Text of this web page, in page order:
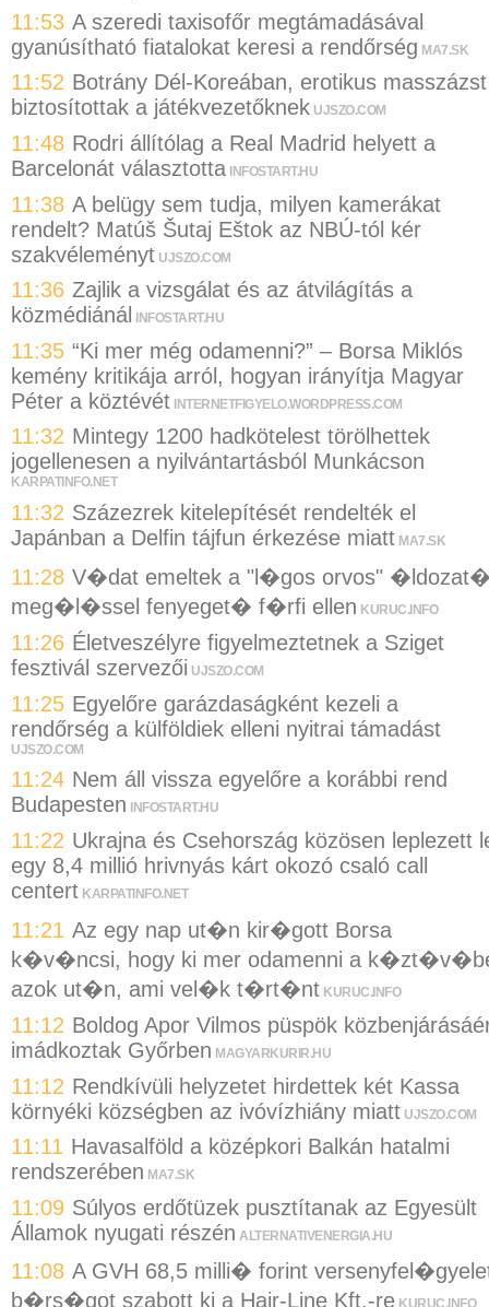
11:53 A szeredi taxisofőr megtámadásával
gyanúsítható fiatalokat keresi a rendőrség MA7.SK
11:52 Botrány Dél-Koreában, erotikus masszázst
biztosítottak a játékvezetőknek UJSZO.COM
11:48 Rodri állítólag a Real Madrid helyett a
Barcelonát választotta INFOSTART.HU
11:38 A belügy sem tudja, milyen kamerákat
rendelt? Matúš Šutaj Eštok az NBÚ-tól kér
szakvéleményt UJSZO.COM
11:36 Zajlik a vizsgálat és az átvilágítás a
közmédiánál
INFOSTART.HU
11:35 “Ki mer még odamenni?” – Borsa Miklós
kemény kritikája arról, hogyan irányítja Magyar
Péter a köztévét INTERNETFIGYELO.WORDPRESS.COM
11:32 Mintegy 1200 hadkötelest törölhettek
jogellenesen a nyilvántartásból Munkácson
KARPATINFO.NET
11:32 Százezrek kitelepítését rendelték el
Japánban a Delfin tájfun érkezése miatt MA7.SK
11:28 V�dat emeltek a "l�gos orvos"
meg�l�ssel fenyeget� f�rfi ellen KURUC.INFO
11:26 Életveszélyre figyelmeztetnek a Sziget
fesztivál szervezői UJSZO.COM
11:25 Egyelőre garázdaságként kezeli a
rendőrség a külföldiek elleni nyitrai támadást
UJSZO.COM
11:24 Nem áll vissza egyelőre a korábbi rend
Budapesten
INFOSTART.HU
11:22 Ukrajna és Csehország közösen leplezett
egy 8,4 millió hrivnyás kárt okozó csaló call
centert KARPATINFO.NET
11:21 Az egy nap ut�n kir�gott Borsa
k�v�ncsi, hogy ki mer odamenni a
azok ut�n, ami vel�k t�rt�nt KURUC.INFO
11:12 Boldog Apor Vilmos püspök
imádkoztak Győrben MAGYARKURIR.HU
11:12 Rendkívüli helyzetet hirdettek két Kassa
környéki községben az ivóvízhiány miatt UJSZO.COM
11:11 Havasalföld a középkori Balkán hatalmi
rendszerében MA7.SK
11:09 Súlyos erdőtüzek pusztítanak az Egyesült
Államok nyugati részén ALTERNATIVENERGIA.HU
11:08 A GVH 68,5 milli� forint
b�rs�got szabott ki a Hair-Line Kft.-re